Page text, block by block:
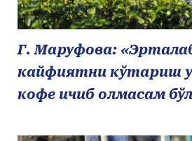
Г. Маруфова:
кайфиятни кўтариш
кофе ичиб олмасам